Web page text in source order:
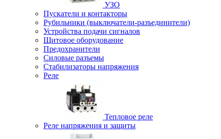
УЗО
Пускатели и контакторы
Рубильники (выключатели-разъединители)
Устройства подачи сигналов
Щитовое оборудование
Предохранители
Силовые разъемы
Стабилизаторы напряжения
Реле
Тепловое реле
Реле напряжения и защиты